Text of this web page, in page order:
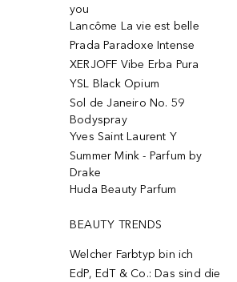
you
Lancôme La vie est belle
Prada Paradoxe Intense
XERJOFF Vibe Erba Pura
YSL Black Opium
Sol de Janeiro No. 59
Bodyspray
Yves Saint Laurent Y
Summer Mink - Parfum by
Drake
Huda Beauty Parfum
BEAUTY TRENDS
Welcher Farbtyp bin ich
EdP, EdT & Co.: Das sind die